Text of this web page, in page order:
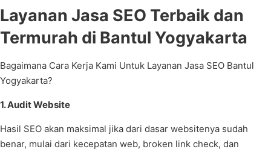
Layanan Jasa SEO Terbaik dan
Termurah di Bantul Yogyakarta
Bagaimana Cara Kerja Kami Untuk Layanan Jasa SEO Bantul
Yogyakarta?
1. Audit Website
Hasil SEO akan maksimal jika dari dasar websitenya sudah
benar, mulai dari kecepatan web, broken link check, dan